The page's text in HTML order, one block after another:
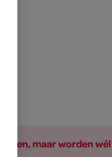
maar worden